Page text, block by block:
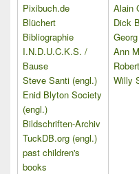
Pixibuch.de
Blüchert
Bibliographie
I.N.D.U.C.K.S. /
Bause
Steve Santi (engl.)
Enid Blyton Society
(engl.)
Bildschriften-Archiv
TuckDB.org (engl.)
past children's
books
Alain
Dick
Ann
Willy